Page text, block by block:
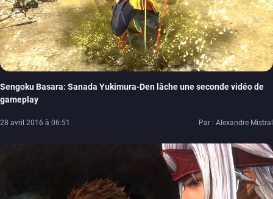
Sengoku Basara: Sanada Yukimura-Den lâche une seconde vidéo de
gameplay
28 avril 2016 à 06:51 Par : Alexandre Mistral